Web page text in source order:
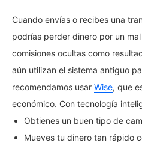
Cuando envías o recibes una
podrías perder dinero por un
comisiones ocultas como
aún utilizan el sistema antiguo
recomendamos usar Wise, que
económico. Con tecnología
Obtienes un buen tipo de
Mueves tu dinero tan rápido